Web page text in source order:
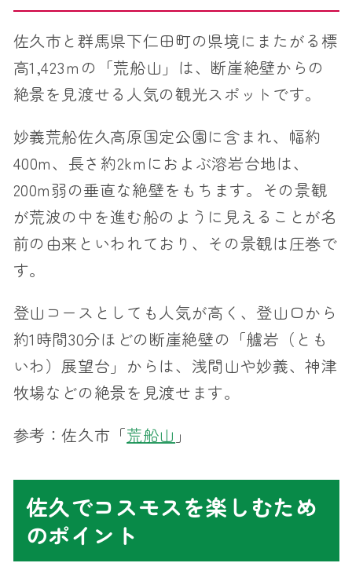
佐久市と群馬県下仁田町の県境にまたがる標
高1,423ｍの「荒船山」は、断崖絶壁からの
絶景を見渡せる人気の観光スポットです。
妙義荒船佐久高原国定公園に含まれ、幅約
400m、長さ約2kmにおよぶ溶岩台地は、
200m弱の垂直な絶壁をもちます。その景観
が荒波の中を進む船のように見えることが名
前の由来といわれており、その景観は圧巻で
す。
登山コースとしても人気が高く、登山口から
約1時間30分ほどの断崖絶壁の「艫岩（とも
いわ）展望台」からは、浅間山や妙義、神津
牧場などの絶景を見渡せます。
参考：佐久市「荒船山 」
佐久でコスモスを楽しむため
のポイント